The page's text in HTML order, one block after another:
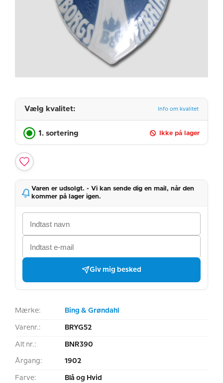
Vælg kvalitet: Info om kvalitet
1. sortering Ikke på lager
Varen er udsolgt. - Vi kan sende dig en mail, når den
kommer på lager igen.
Giv mig besked
Mærke: Bing & Grøndahl
Varenr.: BRYG52
Alt nr.: BNR390
Årgang: 1902
Farve: Blå og Hvid